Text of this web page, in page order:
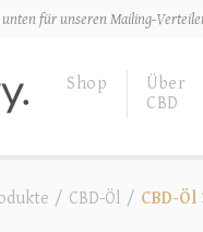
unten für unseren Mailing-
Shop
Über
CBD
/ CBD-Öl / CBD-Öl